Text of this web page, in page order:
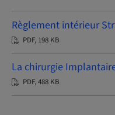
Règlement intérieur
PDF, 198 KB
La chirurgie
PDF, 488 KB